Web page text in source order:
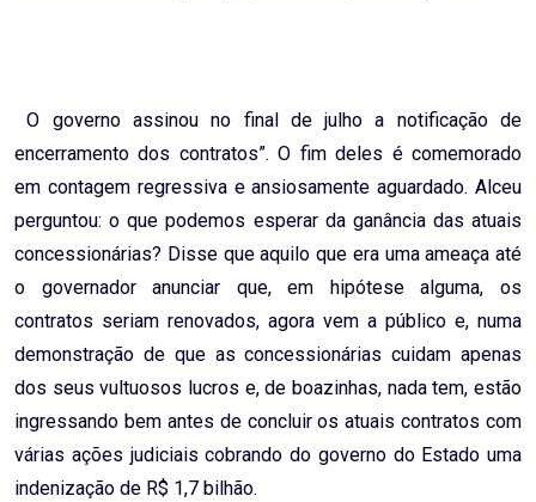
O governo assinou no final de julho a notificação de
encerramento dos contratos”. O fim deles é comemorado
em contagem regressiva e ansiosamente aguardado. Alceu
perguntou: o que podemos esperar da ganância das atuais
concessionárias? Disse que aquilo que era uma ameaça até
o governador anunciar que, em hipótese alguma, os
contratos seriam renovados, agora vem a público e, numa
demonstração de que as concessionárias cuidam apenas
dos seus vultuosos lucros e, de boazinhas, nada tem, estão
ingressando bem antes de concluir os atuais contratos com
várias ações judiciais cobrando do governo do Estado uma
indenização de R$ 1,7 bilhão.